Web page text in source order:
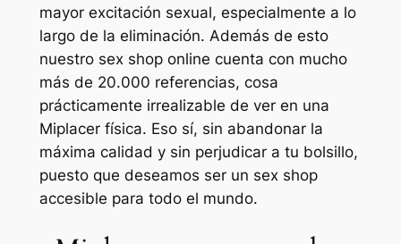
mayor excitación sexual, especialmente a lo
largo de la eliminación. Además de esto
nuestro sex shop online cuenta con mucho
más de 20.000 referencias, cosa
prácticamente irrealizable de ver en una
Miplacer física. Eso sí, sin abandonar la
máxima calidad y sin perjudicar a tu bolsillo,
puesto que deseamos ser un sex shop
accesible para todo el mundo.